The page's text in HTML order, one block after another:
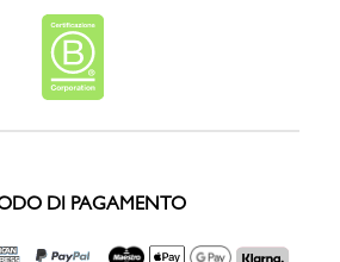
DI PAGAMENTO